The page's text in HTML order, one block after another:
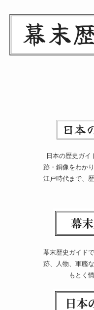
日本の歴史ガイ
跡・銅像をわか
江戸時代まで、
幕末歴史ガイド
跡、人物、軍艦
もとく